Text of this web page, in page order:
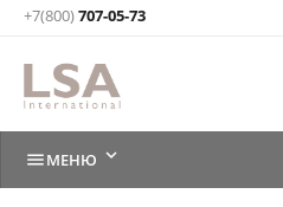
+7(800)707-05-73
МЕНЮ 